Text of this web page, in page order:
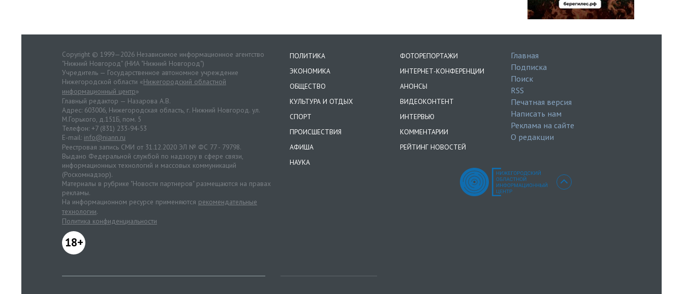
Copyright © 1999—2026 Независимое информационное агентство
"Нижний Новгород" (НИА "Нижний Новгород")
Учредитель — Государственное автономное учреждение
Нижегородской области «Нижегородский областной
информационный центр»
Главный редактор — Назарова А.В.
Адрес: 603006, Нижегородская область, г. Нижний Новгород. ул.
М.Горького, д.151Б, пом. 5
Телефон: +7 (831) 233-94-53
E-mail: info@niann.ru
Реестровая запись СМИ от 31.12.2020 ЭЛ № ФС 77 - 79798.
Выдано Федеральной службой по надзору в сфере связи,
информационных технологий и массовых коммуникаций
(Роскомнадзор).
Материалы в рубрике "Новости партнеров" размещаются на правах
рекламы.
На информационном ресурсе применяются рекомендательные
технологии.
Политика конфиденциальности
18+
ПОЛИТИКА
ЭКОНОМИКА
ОБЩЕСТВО
КУЛЬТУРА И ОТДЫХ
СПОРТ
ПРОИСШЕСТВИЯ
АФИША
НАУКА
ФОТОРЕПОРТАЖИ
ИНТЕРНЕТ-КОНФЕРЕНЦИИ
АНОНСЫ
ВИДЕОКОНТЕНТ
ИНТЕРВЬЮ
КОММЕНТАРИИ
РЕЙТИНГ НОВОСТЕЙ
Главная
Подписка
Поиск
RSS
Печатная версия
Написать нам
Реклама на сайте
О редакции